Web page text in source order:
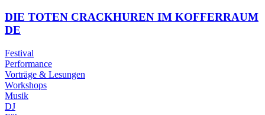
DIE TOTEN CRACKHUREN IM KOFFERRAUM
DE
Festival
Performance
Vorträge & Lesungen
Workshops
Musik
DJ